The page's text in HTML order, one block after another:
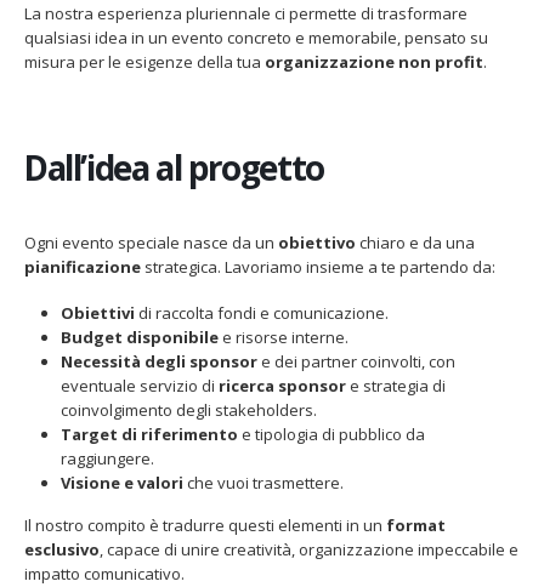
La nostra esperienza pluriennale ci permette di trasformare
qualsiasi idea in un evento concreto e memorabile, pensato su
misura per le esigenze della tua organizzazione non profit.
Dall’idea al progetto
Ogni evento speciale nasce da un obiettivo chiaro e da una
pianificazione strategica. Lavoriamo insieme a te partendo da:
Obiettivi di raccolta fondi e comunicazione.
Budget disponibilee risorse interne.
Necessità degli sponsore dei partner coinvolti, con
eventuale servizio di ricerca sponsore strategia di
coinvolgimento degli stakeholders.
Target di riferimento e tipologia di pubblico da
raggiungere.
Visione e valori che vuoi trasmettere.
Il nostro compito è tradurre questi elementi in un format
esclusivo, capace di unire creatività, organizzazione impeccabile e
impatto comunicativo.